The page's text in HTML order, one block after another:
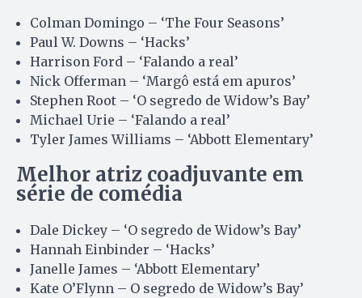
Colman Domingo – ‘The Four Seasons’
Paul W. Downs – ‘Hacks’
Harrison Ford – ‘Falando a real’
Nick Offerman – ‘Margô está em apuros’
Stephen Root – ‘O segredo de Widow’s Bay’
Michael Urie – ‘Falando a real’
Tyler James Williams – ‘Abbott Elementary’
Melhor atriz coadjuvante em
série de comédia
Dale Dickey – ‘O segredo de Widow’s Bay’
Hannah Einbinder – ‘Hacks’
Janelle James – ‘Abbott Elementary’
Kate O’Flynn – O segredo de Widow’s Bay’